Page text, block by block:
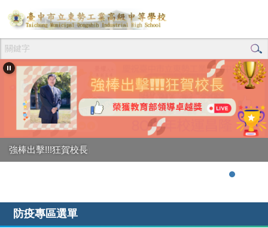
跳
到
要
內
容
創校80週年校慶活動
強棒出擊!!!狂賀校長
防疫專區選單